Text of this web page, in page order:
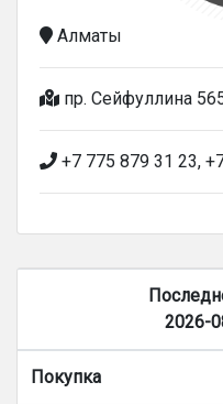
Алматы
пр. Сейфуллина
+7 775 879 31 23,
2026-
Покупка